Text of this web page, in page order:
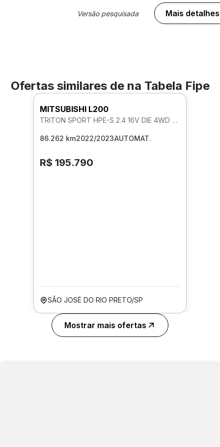
Versão pesquisada Mais detalhes
Ofertas similares de na Tabela Fipe
MITSUBISHI L200
TRITON SPORT HPE-S 2.4 16V DIE 4WD AUTOMATICO
86.262 km2022/2023AUTOMAT.
R$ 195.790
SÃO JOSÉ DO RIO PRETO/SP
Mostrar mais ofertas